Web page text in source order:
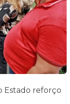
Estado reforço